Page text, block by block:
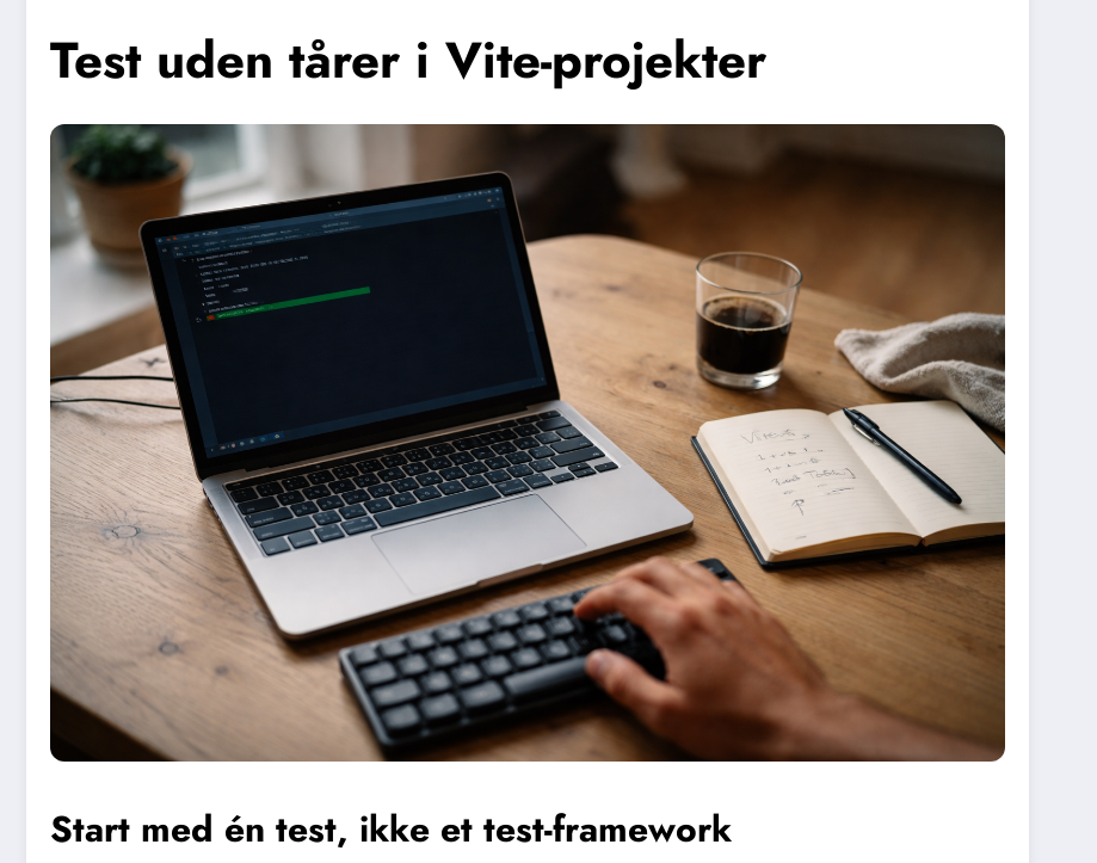
Test uden tårer i Vite-projekter
Start med én test, ikke et test-framework